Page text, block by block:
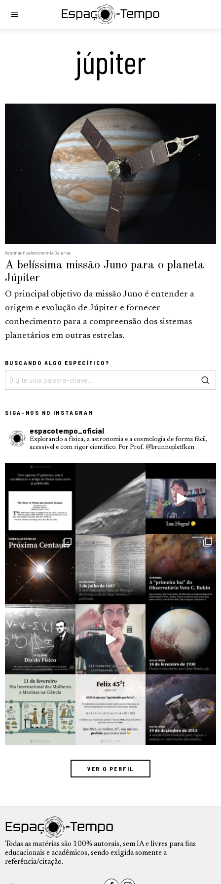
júpiter
Astronáutica·Astronomia·Galerias
A belíssima missão Juno para o planeta
Júpiter
O principal objetivo da missão Juno é entender a
origem e evolução de Júpiter e fornecer
conhecimento para a compreensão dos sistemas
planetários em outras estrelas.
BUSCANDO ALGO ESPECÍFICO?
SIGA-NOS NO INSTAGRAM
espacotempo_oficial
Explorando a física, a astronomia e a cosmologia de forma fácil,
acessível e com rigor científico. Por Prof. @brunnopleffken
VER O PERFIL
Todas as matérias são 100% autorais, sem IA e livres para fins
educacionais e acadêmicos, sendo exigida somente a
referência/citação.